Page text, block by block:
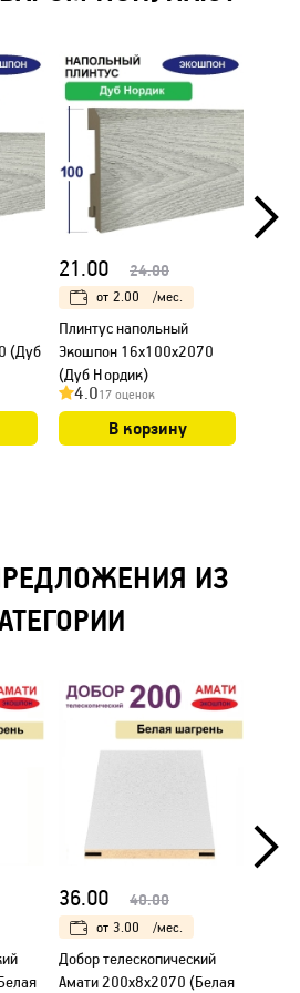
(Дуб
21.00 24.00
от 2.00 /мес.
Плинтус напольный
Экошпон 16х100х2070
(Дуб Нордик)
4.017 оценок
В корзину
ИЗ
36.00 40.00
от 3.00 /мес.
Добор телескопический
Амати 200х8х2070 (Белая